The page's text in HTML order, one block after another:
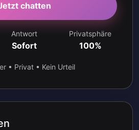
chatten
Antwort
Sofort
Privatsphäre
100%
• Privat • Kein Urteil